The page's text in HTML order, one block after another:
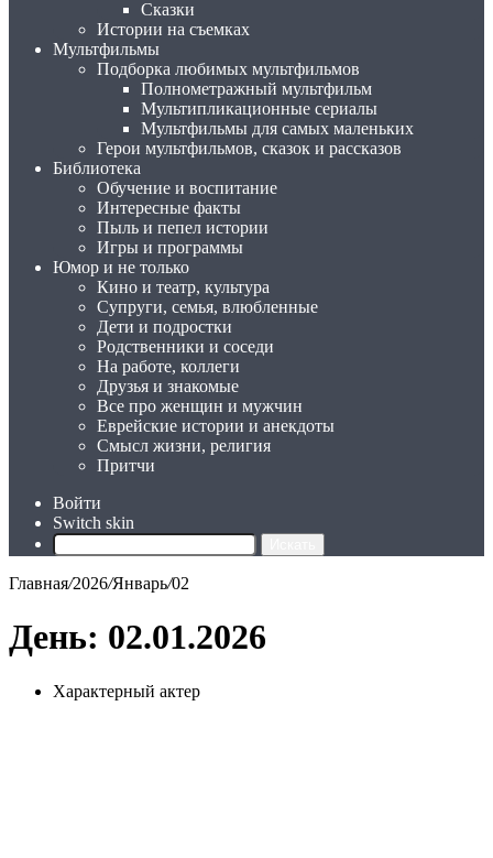
Сказки
Истории на съемках
Мультфильмы
Подборка любимых мультфильмов
Полнометражный мультфильм
Мультипликационные сериалы
Мультфильмы для самых маленьких
Герои мультфильмов, сказок и рассказов
Библиотека
Обучение и воспитание
Интересные факты
Пыль и пепел истории
Игры и программы
Юмор и не только
Кино и театр, культура
Супруги, семья, влюбленные
Дети и подростки
Родственники и соседи
На работе, коллеги
Друзья и знакомые
Все про женщин и мужчин
Еврейские истории и анекдоты
Смысл жизни, религия
Притчи
Войти
Switch skin
Главная/2026/Январь/02
День: 02.01.2026
Характерный актер